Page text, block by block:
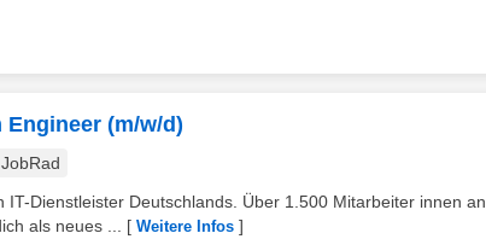
(m/w/d)
JobRad
Dienstleister Deutschlands. Über 1.500 Mitarbeiter innen an
als neues ...
[ Weitere Infos ]